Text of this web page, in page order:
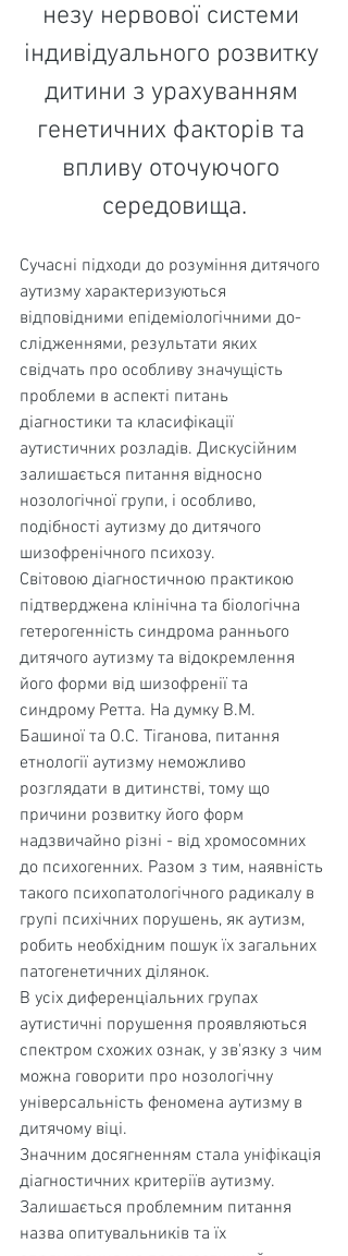
незу нервової системи
індивідуального розвитку
дитини з урахуванням
генетичних факторів та
впливу оточую­чого
середовища.
Сучасні підходи до розуміння дитячого
аутизму характеризуються
відповідними епідеміологічними до­
слідженнями, результати яких
свідчать про особливу значущість
проблеми в аспекті питань
діагностики та класифікації
аутистичних розладів. Дискусійним
зали­шається питання відносно
нозологічної групи, і особ­ливо,
подібності аутизму до дитячого
шизофренічного психозу.
Світовою діагностичною практикою
підтверджена клінічна та біологічна
гетерогенність синдрома раннього
дитячого аутизму та відокремлення
його форми від шизофренії та
синдрому Ретта. На думку В.М.
Башиної та О.С. Тіганова, питання
етнології аутизму неможливо
розглядати в дитинстві, тому що
причини розвитку його форм
надзвичайно різні - від хромосомних
до психо­генних. Разом з тим, наявність
такого психопатологічно­го радикалу в
групі психічних порушень, як аутизм,
робить необхідним пошук їх загальних
патогенетичних ділянок.
В усіх диференціальних групах
аутистичні пору­шення проявляються
спектром схожих ознак, у зв'язку з чим
можна говорити про нозологічну
універсальність феномена аутизму в
дитячому віці.
Значним досягненням стала уніфікація
діагнос­тичних критеріїв аутизму.
Залишається проблемним питання
назва опитувальників та їх